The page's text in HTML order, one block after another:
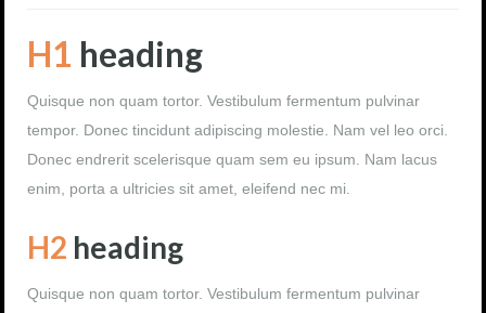
H1 heading
Quisque non quam tortor. Vestibulum fermentum pulvinar
tempor. Donec tincidunt adipiscing molestie. Nam vel leo orci.
Donec endrerit scelerisque quam sem eu ipsum. Nam lacus
enim, porta a ultricies sit amet, eleifend nec mi.
H2 heading
Quisque non quam tortor. Vestibulum fermentum pulvinar